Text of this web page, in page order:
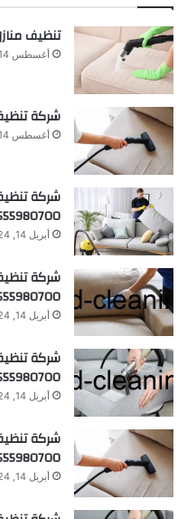
تنظيف منازل
أغسطس 14, 2025
شركة تنظيف
أغسطس 14, 2025
شركة
0555980700 –
أبريل 14, 2024
شركة
0555980700 –
أبريل 14, 2024
شركة
0555980700 –
أبريل 14, 2024
شركة
0555980700 –
أبريل 14, 2024